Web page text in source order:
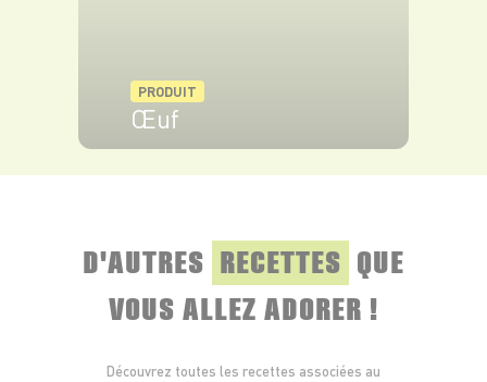
PRODUIT
Œuf
D'AUTRES RECETTES QUE
VOUS ALLEZ ADORER !
Découvrez toutes les recettes associées au